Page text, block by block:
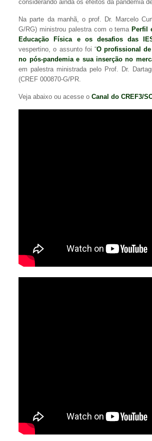
considerando ainda os efeitos da pandemia
Na parte da manhã, o prof. Dr. Marcelo
G/RG) ministrou palestra com o tema Perfil
Educação Física e os desafios das
vespertino, o assunto foi “O profissional
no pós-pandemia e sua inserção no
em palestra ministrada pelo Prof. Dr.
(CREF 000870-G/PR.
Veja abaixo ou acesse oCanal do CREF3/